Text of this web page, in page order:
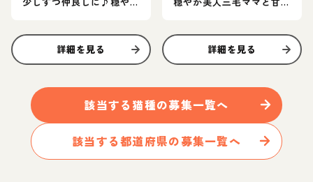
詳細を見る
詳細を見る
該当する 猫種の募集一覧へ
該当する都道府県の募集一覧へ